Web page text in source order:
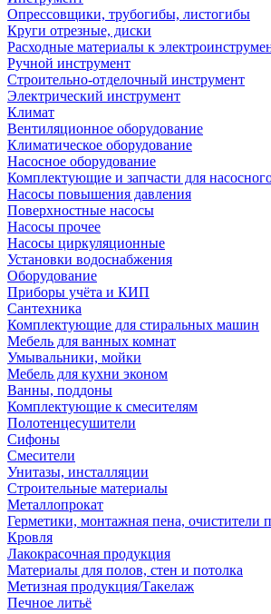
Опрессовщики, трубогибы, листогибы
Круги отрезные, диски
Расходные материалы к
Ручной инструмент
Строительно-отделочный инструмент
Электрический инструмент
Климат
Вентиляционное оборудование
Климатическое оборудование
Насосное оборудование
Комплектующие и запчасти для
Насосы повышения давления
Поверхностные насосы
Насосы прочее
Насосы циркуляционные
Установки водоснабжения
Оборудование
Приборы учёта и КИП
Сантехника
Комплектующие для стиральных машин
Мебель для ванных комнат
Умывальники, мойки
Мебель для кухни эконом
Ванны, поддоны
Комплектующие к смесителям
Полотенцесушители
Сифоны
Смесители
Унитазы, инсталляции
Строительные материалы
Металлопрокат
Герметики, монтажная пена, очистители
Кровля
Лакокрасочная продукция
Материалы для полов, стен и потолка
Метизная продукция/Такелаж
Печное литьё